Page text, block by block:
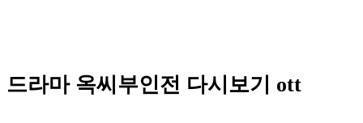
드라마 옥씨부인전 다시보기 ott